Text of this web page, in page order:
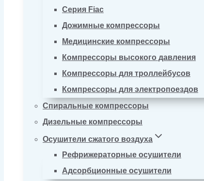
Серия Fiac
Дожимные компрессоры
Медицинские компрессоры
Компрессоры высокого давления
Компрессоры для троллейбусов
Компрессоры для электропоездов
Спиральные компрессоры
Дизельные компрессоры
Осушители сжатого воздуха
Рефрижераторные осушители
Адсорбционные осушители